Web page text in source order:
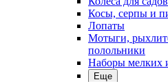
Косы, серпы и
Лопаты
Мотыги,
полольники
Наборы мелких
Еще